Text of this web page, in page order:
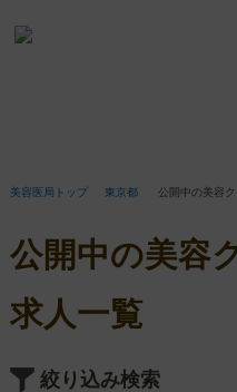
公
開
ク
医
求
覧
美容医局トップ 東京都 公開中の美容
公開中の美容
求人一覧
絞り込み検索